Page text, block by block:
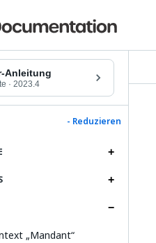
Anleitung
· 2023.4
- Reduzieren
„Mandant“